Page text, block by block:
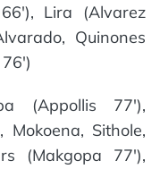
Lira (Alvarez
Quinones
(Appollis 77'),
Mokoena, Sithole,
(Makgopa 77'),